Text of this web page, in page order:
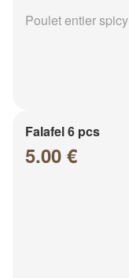
Poulet entier spicy
Falafel 6 pcs
5.00 €